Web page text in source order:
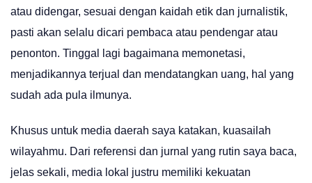
atau didengar, sesuai dengan kaidah etik dan jurnalistik,
pasti akan selalu dicari pembaca atau pendengar atau
penonton. Tinggal lagi bagaimana memonetasi,
menjadikannya terjual dan mendatangkan uang, hal yang
sudah ada pula ilmunya.
Khusus untuk media daerah saya katakan, kuasailah
wilayahmu. Dari referensi dan jurnal yang rutin saya baca,
jelas sekali, media lokal justru memiliki kekuatan